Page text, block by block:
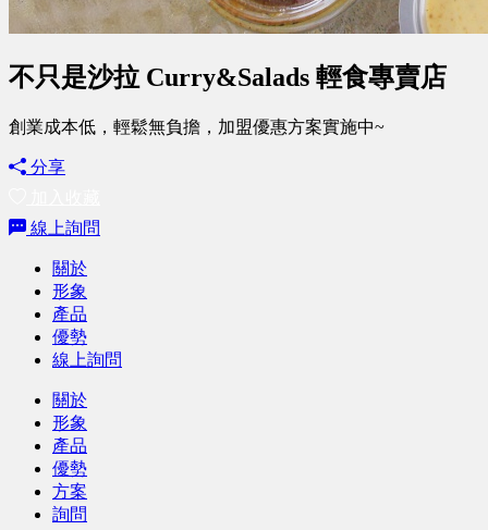
不只是沙拉 Curry&Salads 輕食專賣店
創業成本低，輕鬆無負擔，加盟優惠方案實施中~
分享
線上詢問
關於
形象
產品
優勢
線上詢問
關於
形象
產品
優勢
方案
詢問